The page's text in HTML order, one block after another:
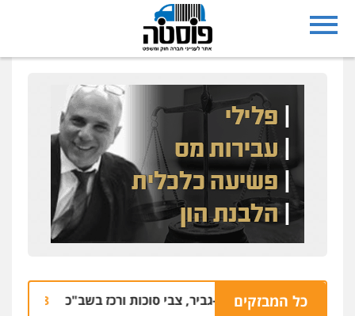
כל המבזקים
ואיים על בן-גביר, צבי סוכות ורכז בשב"כ 10.08 | 13:25